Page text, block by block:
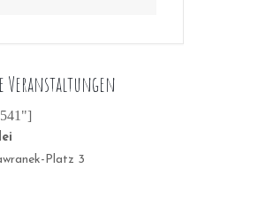
Veranstaltungen
Platz 3